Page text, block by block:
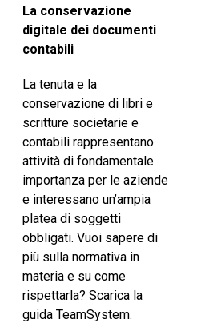
La conservazione
digitale dei documenti
contabili
La tenuta e la
conservazione di libri e
scritture societarie e
contabili rappresentano
attività di fondamentale
importanza per le aziende
e interessano un’ampia
platea di soggetti
obbligati. Vuoi sapere di
più sulla normativa in
materia e su come
rispettarla? Scarica la
guida TeamSystem.